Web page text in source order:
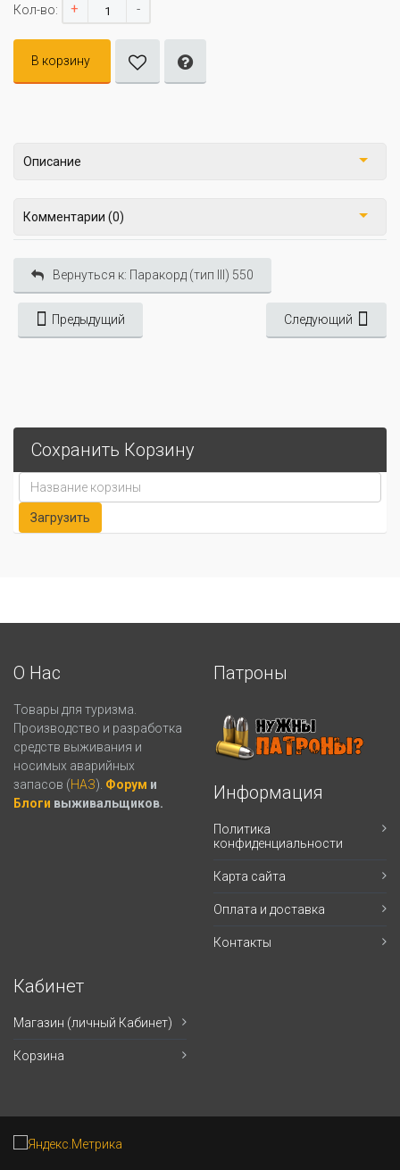
Кол-во: + -
В корзину
Описание
Комментарии (0)
Вернуться к: Паракорд (тип III) 550
Предыдущий Следующий
Сохранить Корзину
О Нас
Товары для туризма.
Производство и разработка
средств выживания и
носимых аварийных
запасов (НАЗ). Форум и
Блоги выживальщиков.
Патроны
Информация
Политика
конфиденциальности
Карта сайта
Оплата и доставка
Контакты
Кабинет
Магазин (личный Кабинет)
Корзина